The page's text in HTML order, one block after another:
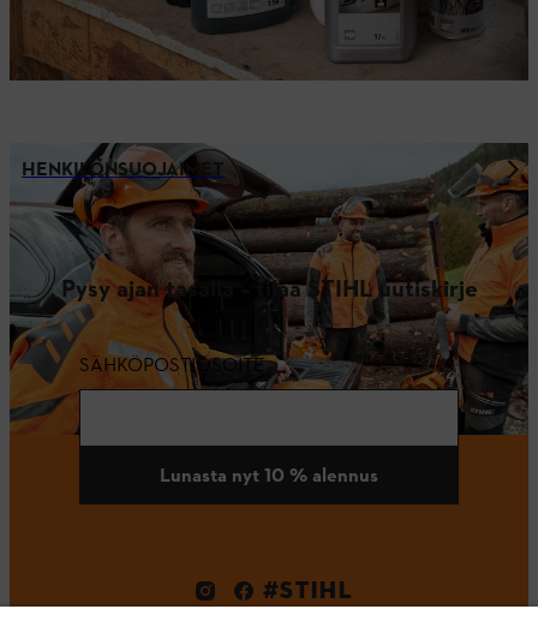
HENKILÖNSUOJAIMET
Pysy ajan tasalla – tilaa STIHL uutiskirje
SÄHKÖPOSTIOSOITE
Lunasta nyt 10 % alennus
#STIHL